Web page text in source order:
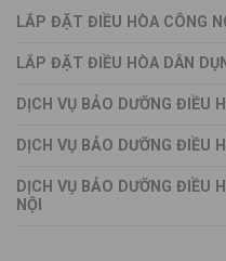
LẮP ĐẶT ĐIỀU HÒA CÔNG
LẮP ĐẶT ĐIỀU HÒA DÂN
DỊCH VỤ BẢO DƯỠNG ĐIỀU
DỊCH VỤ BẢO DƯỠNG ĐIỀU
DỊCH VỤ BẢO DƯỠNG ĐIỀU
NỘI